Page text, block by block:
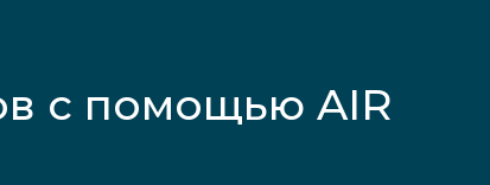
с помощью AIR